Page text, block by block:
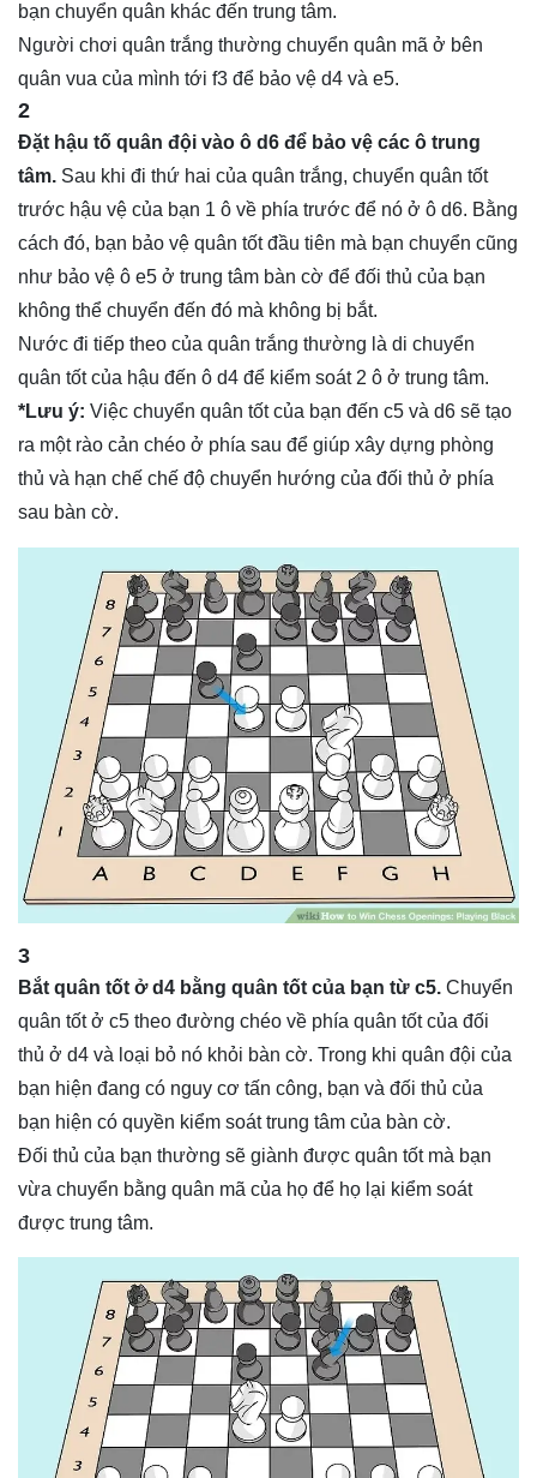
bạn chuyển quân khác đến trung tâm.
Người chơi quân trắng thường chuyển quân mã ở bên
quân vua của mình tới f3 để bảo vệ d4 và e5.
2
Đặt hậu tố quân đội vào ô d6 để bảo vệ các ô trung
tâm. Sau khi đi thứ hai của quân trắng, chuyển quân tốt
trước hậu vệ của bạn 1 ô về phía trước để nó ở ô d6. Bằng
cách đó, bạn bảo vệ quân tốt đầu tiên mà bạn chuyển cũng
như bảo vệ ô e5 ở trung tâm bàn cờ để đối thủ của bạn
không thể chuyển đến đó mà không bị bắt.
Nước đi tiếp theo của quân trắng thường là di chuyển
quân tốt của hậu đến ô d4 để kiểm soát 2 ô ở trung tâm.
*Lưu ý: Việc chuyển quân tốt của bạn đến c5 và d6 sẽ tạo
ra một rào cản chéo ở phía sau để giúp xây dựng phòng
thủ và hạn chế chế độ chuyển hướng của đối thủ ở phía
sau bàn cờ.
3
Bắt quân tốt ở d4 bằng quân tốt của bạn từ c5. Chuyển
quân tốt ở c5 theo đường chéo về phía quân tốt của đối
thủ ở d4 và loại bỏ nó khỏi bàn cờ. Trong khi quân đội của
bạn hiện đang có nguy cơ tấn công, bạn và đối thủ của
bạn hiện có quyền kiểm soát trung tâm của bàn cờ.
Đối thủ của bạn thường sẽ giành được quân tốt mà bạn
vừa chuyển bằng quân mã của họ để họ lại kiểm soát
được trung tâm.